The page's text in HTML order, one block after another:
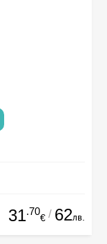
31.70
€ / 62лв.